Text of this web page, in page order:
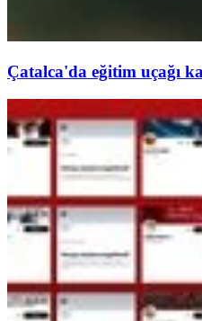
Çatalca'da eğitim uçağı